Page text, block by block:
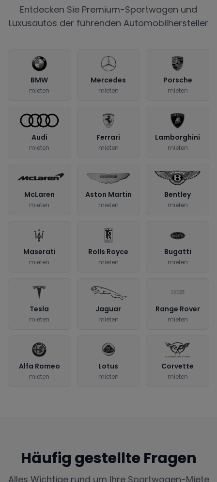
Entdecken Sie Premium-Sportwagen und
Luxusautos der führenden Automobilhersteller
BMW
mieten
Mercedes
mieten
Porsche
mieten
Audi
mieten
Ferrari
mieten
Lamborghini
mieten
McLaren
mieten
Aston Martin
mieten
Bentley
mieten
Maserati
mieten
Rolls Royce
mieten
Bugatti
mieten
Tesla
mieten
Jaguar
mieten
Range Rover
mieten
Alfa Romeo
mieten
Lotus
mieten
Corvette
mieten
Häufig gestellte Fragen
Alles Wichtige rund um Ihre Sportwagen-Miete